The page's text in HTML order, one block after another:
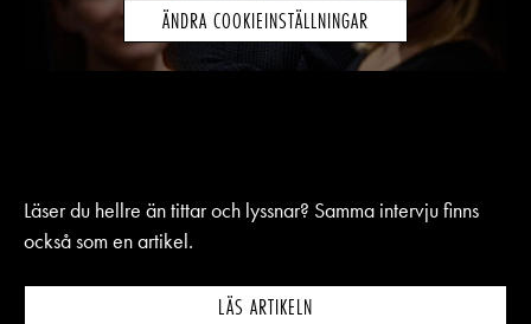
ÄNDRA COOKIEINSTÄLLNINGAR
Läser du hellre än tittar och lyssnar? Samma intervju finns
också som en artikel.
LÄS ARTIKELN